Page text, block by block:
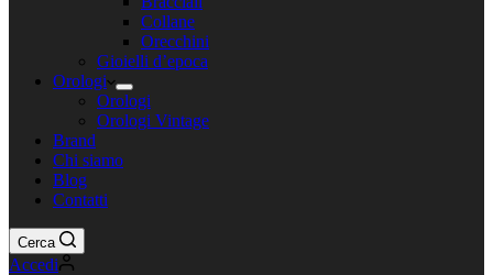
Collane
Orecchini
Gioielli d’epoca
Orologi
Orologi
Orologi Vintage
Brand
Chi siamo
Blog
Contatti
Cerca
Accedi